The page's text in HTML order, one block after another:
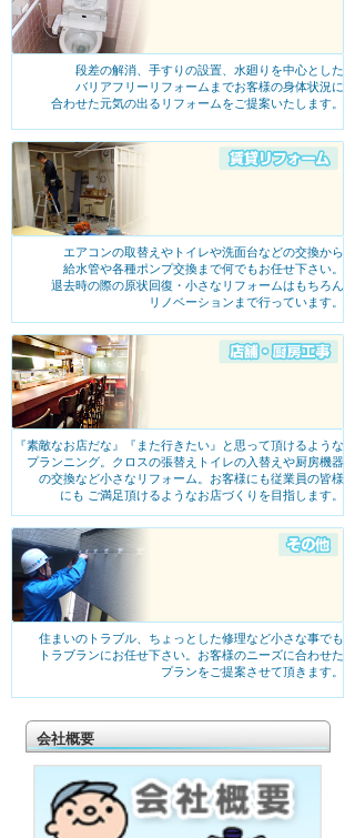
段差の解消、手すりの設置、水廻りを中心とした
バリアフリーリフォームまでお客様の身体状況に
合わせた元気の出るリフォームをご提案いたします。
エアコンの取替えやトイレや洗面台などの交換から
給水管や各種ポンプ交換まで何でもお任せ下さい。
退去時の際の原状回復・小さなリフォームはもちろん
リノベーションまで行っています。
『素敵なお店だな』『また行きたい』と思って頂けるような
プランニング。クロスの張替えトイレの入替えや厨房機器
の交換など小さなリフォーム。お客様にも従業員の皆様
にも ご満足頂けるようなお店づくりを目指します。
住まいのトラブル、ちょっとした修理など小さな事でも
トラブランにお任せ下さい。お客様のニーズに合わせた
プランをご提案させて頂きます。
会社概要